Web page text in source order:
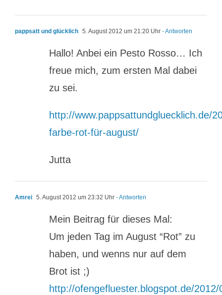
pappsatt und glücklich 5. August 2012 um 21:20 Uhr - Antworten
Hallo! Anbei ein Pesto Rosso… Ich
freue mich, zum ersten Mal dabei
zu sei.
http://www.pappsattundgluecklich.de/
farbe-rot-für-august/
Jutta
Amrei 5. August 2012 um 23:32 Uhr - Antworten
Mein Beitrag für dieses Mal:
Um jeden Tag im August “Rot” zu
haben, und wenns nur auf dem
Brot ist ;)
http://ofengefluester.blogspot.de/